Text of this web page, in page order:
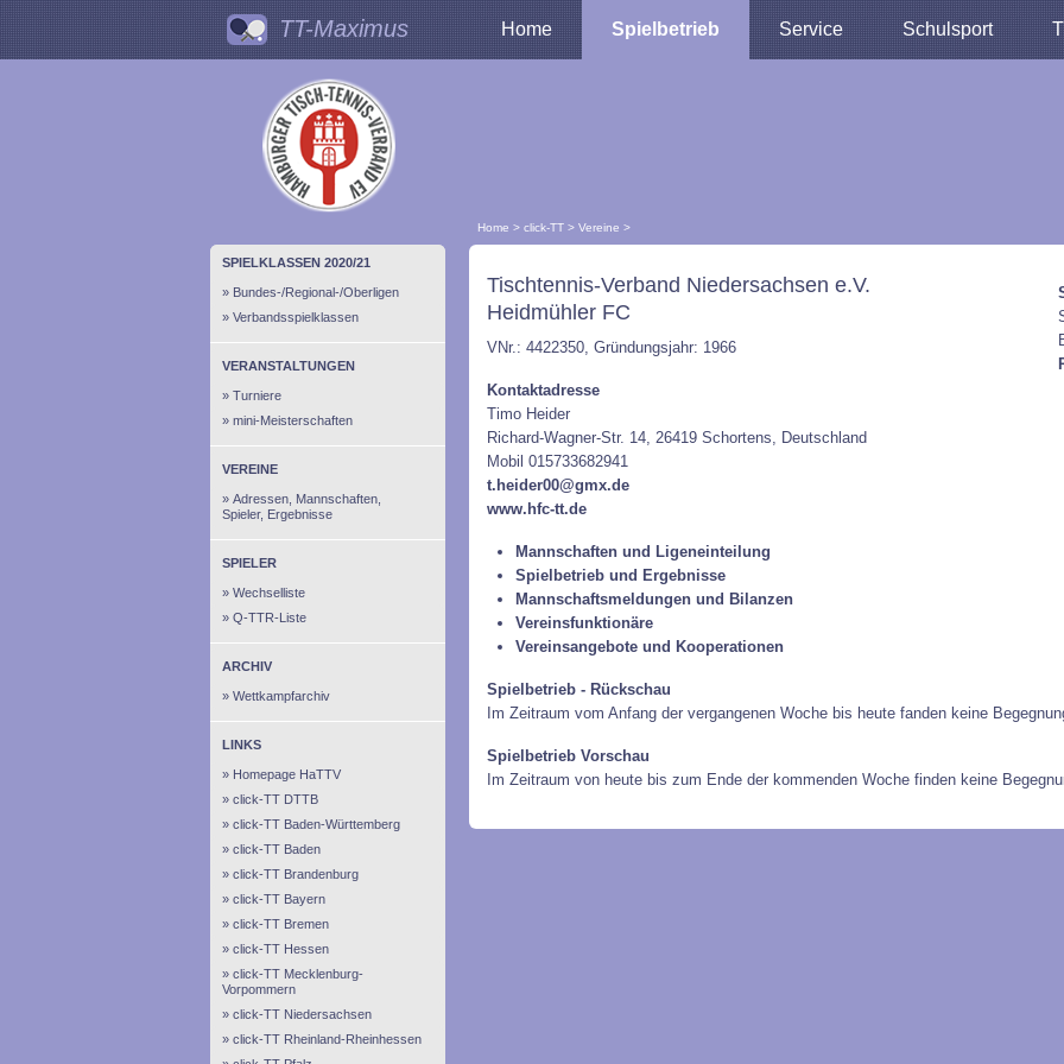
TT-Maximus Home Spielbetrieb Service Schulsport
Home > click-TT > Vereine >
SPIELKLASSEN 2020/21
Bundes-/Regional-/Oberligen
Verbandsspielklassen
VERANSTALTUNGEN
Turniere
mini-Meisterschaften
VEREINE
Adressen, Mannschaften,
Spieler, Ergebnisse
SPIELER
Wechselliste
Q-TTR-Liste
ARCHIV
Wettkampfarchiv
LINKS
Homepage HaTTV
click-TT DTTB
click-TT Baden-Württemberg
click-TT Baden
click-TT Brandenburg
click-TT Bayern
click-TT Bremen
click-TT Hessen
click-TT Mecklenburg-
Vorpommern
click-TT Niedersachsen
click-TT Rheinland-Rheinhessen
Tischtennis-Verband Niedersachsen e.V.
Heidmühler FC
VNr.: 4422350, Gründungsjahr: 1966
Kontaktadresse
Timo Heider
Richard-Wagner-Str. 14, 26419 Schortens, Deutschland
Mobil 015733682941
t.heider00@gmx.de
www.hfc-tt.de
Mannschaften und Ligeneinteilung
Spielbetrieb und Ergebnisse
Mannschaftsmeldungen und Bilanzen
Vereinsfunktionäre
Vereinsangebote und Kooperationen
Spielbetrieb - Rückschau
Im Zeitraum vom Anfang der vergangenen Woche bis heute fanden keine
Spielbetrieb Vorschau
Im Zeitraum von heute bis zum Ende der kommenden Woche finden keine